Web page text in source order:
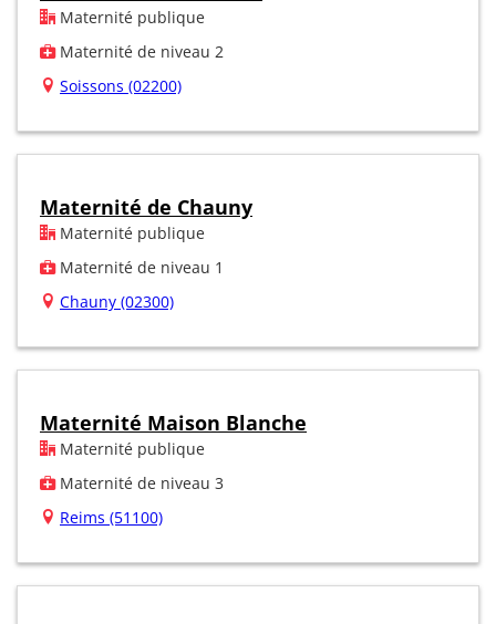
Maternité publique
Maternité de niveau 2
Soissons (02200)
Maternité de Chauny
Maternité publique
Maternité de niveau 1
Chauny (02300)
Maternité Maison Blanche
Maternité publique
Maternité de niveau 3
Reims (51100)